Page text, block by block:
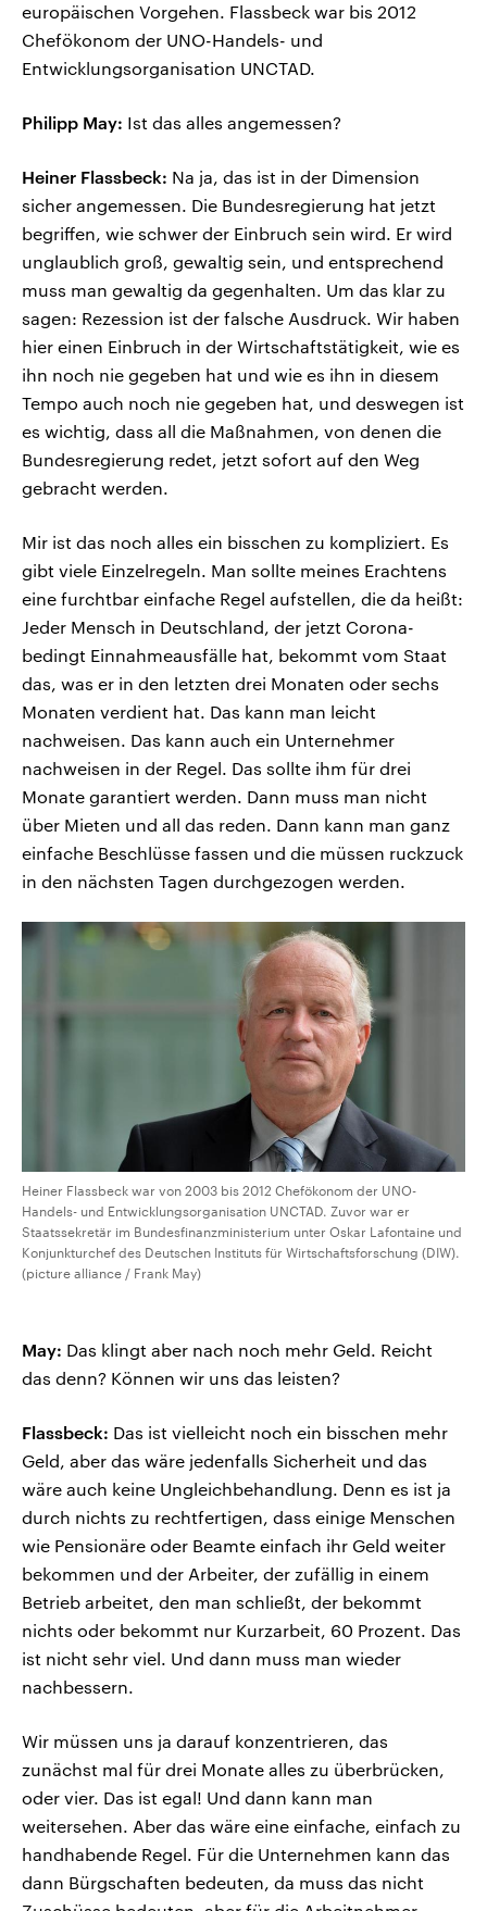
europäischen Vorgehen. Flassbeck war bis 2012
Chefökonom der UNO-Handels- und
Entwicklungsorganisation UNCTAD.
Philipp May: Ist das alles angemessen?
Heiner Flassbeck: Na ja, das ist in der Dimension
sicher angemessen. Die Bundesregierung hat jetzt
begriffen, wie schwer der Einbruch sein wird. Er wird
unglaublich groß, gewaltig sein, und entsprechend
muss man gewaltig da gegenhalten. Um das klar zu
sagen: Rezession ist der falsche Ausdruck. Wir haben
hier einen Einbruch in der Wirtschaftstätigkeit, wie es
ihn noch nie gegeben hat und wie es ihn in diesem
Tempo auch noch nie gegeben hat, und deswegen ist
es wichtig, dass all die Maßnahmen, von denen die
Bundesregierung redet, jetzt sofort auf den Weg
gebracht werden.
Mir ist das noch alles ein bisschen zu kompliziert. Es
gibt viele Einzelregeln. Man sollte meines Erachtens
eine furchtbar einfache Regel aufstellen, die da heißt:
Jeder Mensch in Deutschland, der jetzt Corona-
bedingt Einnahmeausfälle hat, bekommt vom Staat
das, was er in den letzten drei Monaten oder sechs
Monaten verdient hat. Das kann man leicht
nachweisen. Das kann auch ein Unternehmer
nachweisen in der Regel. Das sollte ihm für drei
Monate garantiert werden. Dann muss man nicht
über Mieten und all das reden. Dann kann man ganz
einfache Beschlüsse fassen und die müssen ruckzuck
in den nächsten Tagen durchgezogen werden.
Heiner Flassbeck war von 2003 bis 2012 Chefökonom der UNO-
Handels- und Entwicklungsorganisation UNCTAD. Zuvor war er
Staatssekretär im Bundesfinanzministerium unter Oskar Lafontaine und
Konjunkturchef des Deutschen Instituts für Wirtschaftsforschung (DIW).
(picture alliance / Frank May)
May: Das klingt aber nach noch mehr Geld. Reicht
das denn? Können wir uns das leisten?
Flassbeck: Das ist vielleicht noch ein bisschen mehr
Geld, aber das wäre jedenfalls Sicherheit und das
wäre auch keine Ungleichbehandlung. Denn es ist ja
durch nichts zu rechtfertigen, dass einige Menschen
wie Pensionäre oder Beamte einfach ihr Geld weiter
bekommen und der Arbeiter, der zufällig in einem
Betrieb arbeitet, den man schließt, der bekommt
nichts oder bekommt nur Kurzarbeit, 60 Prozent. Das
ist nicht sehr viel. Und dann muss man wieder
nachbessern.
Wir müssen uns ja darauf konzentrieren, das
zunächst mal für drei Monate alles zu überbrücken,
oder vier. Das ist egal! Und dann kann man
weitersehen. Aber das wäre eine einfache, einfach zu
handhabende Regel. Für die Unternehmen kann das
dann Bürgschaften bedeuten, da muss das nicht